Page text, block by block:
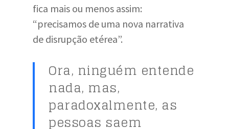
fica mais ou menos assim:
“precisamos de uma nova narrativa
de disrupção etérea”.
Ora, ninguém entende
nada, mas,
paradoxalmente, as
pessoas saem